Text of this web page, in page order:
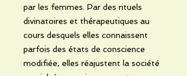
par les femmes. Par des rituels
divinatoires et thérapeutiques au
cours desquels elles connaissent
parfois des états de conscience
modifiée, elles réajustent la société